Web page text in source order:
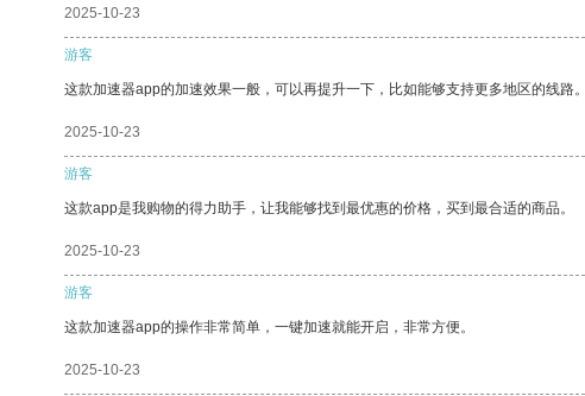
2025-10-23
游客
这款加速器app的加速效果一般，可以再提升一下，比如能够支持更多地区的线路。
2025-10-23
游客
这款app是我购物的得力助手，让我能够找到最优惠的价格，买到最合适的商品。
2025-10-23
游客
这款加速器app的操作非常简单，一键加速就能开启，非常方便。
2025-10-23